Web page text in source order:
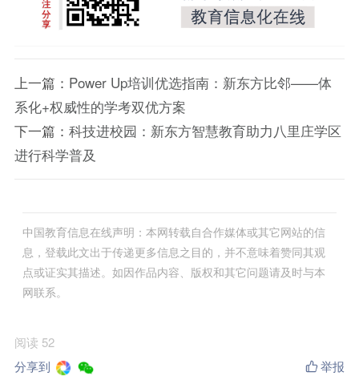
上一篇： Power Up培训优选指南：新东方比邻——体
系化+权威性的学考双优方案
下一篇： 科技进校园：新东方智慧教育助力八里庄学区
进行科学普及
中国教育信息在线声明：本网转载自合作媒体或其它网站的信
息，登载此文出于传递更多信息之目的，并不意味着赞同其观
点或证实其描述。如因作品内容、版权和其它问题请及时与本
网联系。
阅读 52
分享到
举报